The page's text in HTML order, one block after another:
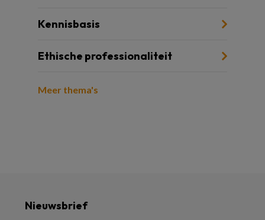
Kennisbasis
Ethische professionaliteit
Meer thema's
Nieuwsbrief